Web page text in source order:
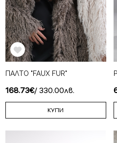
ПАЛТО "FAUX FUR"
168.73€/ 330.00лв.
КУПИ